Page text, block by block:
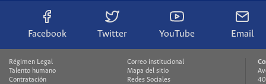
Facebook Twitter YouTube Email
Régimen Legal
Talento humano
Contratación
Correo institucional
Mapa del sitio
Redes Sociales